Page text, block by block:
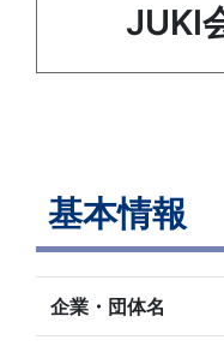
JUKI
基本情報
企業・団体名